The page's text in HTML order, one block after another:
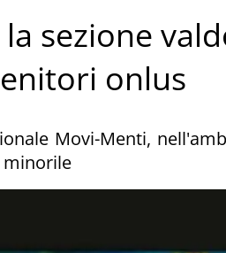
sezione
onlus
Movi-Menti,
minorile